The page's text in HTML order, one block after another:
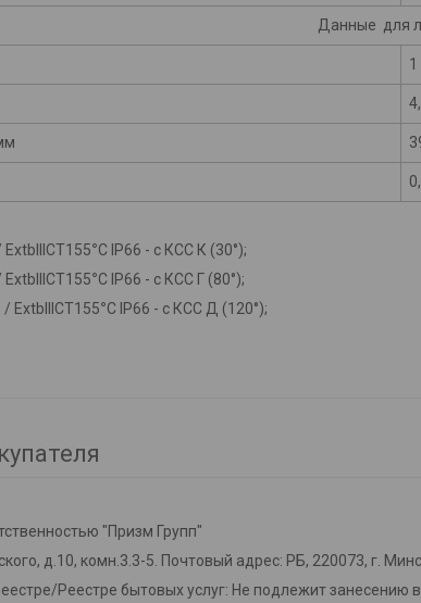
Данные для
1
ExtbIIICT155°С IP66 - с КСС К (30°);
ExtbIIICT155°С IP66 - с КСС Г (80°);
/ ExtbIIICT155°С IP66 - с КСС Д (120°);
"Призм Групп"
д.10, комн.3.3-5. Почтовый адрес: РБ, 220073, г.
Реестре бытовых услуг: Не подлежит занесению